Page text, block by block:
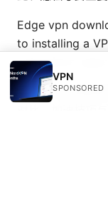
Edge vpn
to installing a
extensions,
免费vpn加速器
VPN
SPONSORED